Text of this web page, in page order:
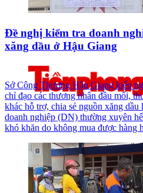
Đề nghị kiểm tra doanh
xăng dầu ở Hậu Giang
Sở Công Thương Hậu Giang kiến
chỉ đạo các thương nhân đầu mối,
khác hỗ trợ, chia sẻ nguồn xăng dầu
doanh nghiệp (DN) thường xuyên
khó khăn do không mua được hàng